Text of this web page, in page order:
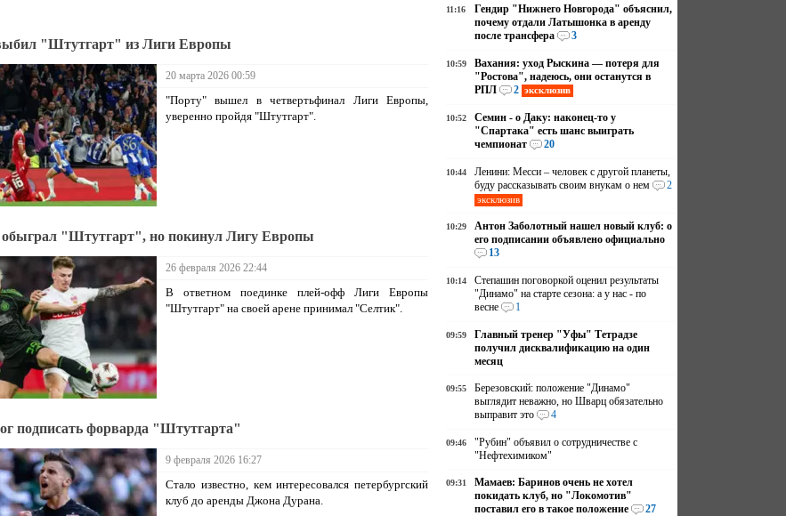
"Штутгарт" из Лиги Европы
20 марта 2026 00:59
"Порту" вышел в четвертьфинал Лиги Европы,
уверенно пройдя "Штутгарт".
"Штутгарт", но покинул Лигу Европы
26 февраля 2026 22:44
В ответном поединке плей-офф Лиги Европы
"Штутгарт" на своей арене принимал "Селтик".
подписать форварда "Штутгарта"
9 февраля 2026 16:27
Стало известно, кем интересовался петербургский
клуб до аренды Джона Дурана.
11:16
Гендир "Нижнего Новгорода" объяснил,
почему отдали Латышонка в аренду
после трансфера
3
10:59
Вахания: уход Рыскина — потеря для
"Ростова", надеюсь, они останутся в
РПЛ
2 эксклюзив
10:52
Семин - о Даку: наконец-то у
"Спартака" есть шанс выиграть
чемпионат
20
10:44
Ленини: Месси – человек с другой планеты,
буду рассказывать своим внукам о нем
2
эксклюзив
10:29
Антон Заболотный нашел новый клуб: о
его подписании объявлено официально
13
10:14
Степашин поговоркой оценил результаты
"Динамо" на старте сезона: а у нас - по
весне
1
09:59
Главный тренер "Уфы" Тетрадзе
получил дисквалификацию на один
месяц
09:55
Березовский: положение "Динамо"
выглядит неважно, но Шварц обязательно
выправит это
4
09:46
"Рубин" объявил о сотрудничестве с
"Нефтехимиком"
09:31
Мамаев: Баринов очень не хотел
покидать клуб, но "Локомотив"
поставил его в такое положение
27